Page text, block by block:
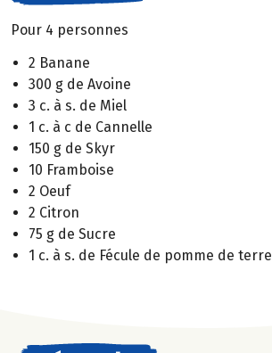
Pour 4 personnes
2 Banane
300 g de Avoine
3 c. à s. de Miel
1 c. à c de Cannelle
150 g de Skyr
10 Framboise
2 Oeuf
2 Citron
75 g de Sucre
1 c. à s. de Fécule de pomme de terre